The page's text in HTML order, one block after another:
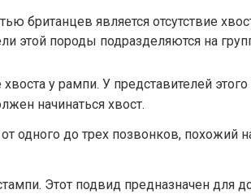
британцев является отсутствие
этой породы подразделяются на
хвоста у рампи. У представителей
начинаться хвост.
одного до трех позвонков, похожий
Этот подвид предназначен для